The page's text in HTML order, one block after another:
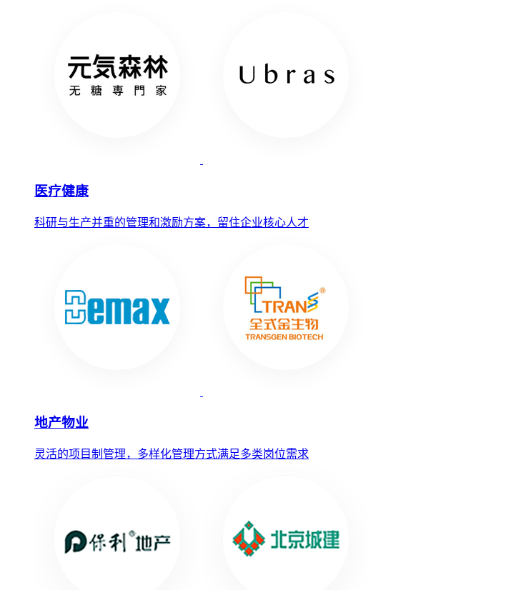
医疗健康
科研与生产并重的管理和激励方案，留住企业核心人才
地产物业
灵活的项目制管理，多样化管理方式满足多类岗位需求